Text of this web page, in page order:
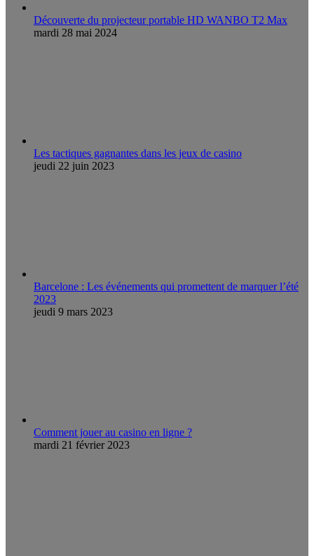
Découverte du projecteur portable HD WANBO T2 Max
mardi 28 mai 2024
Les tactiques gagnantes dans les jeux de casino
jeudi 22 juin 2023
Barcelone : Les événements qui promettent de marquer l’été
2023
jeudi 9 mars 2023
Comment jouer au casino en ligne ?
mardi 21 février 2023